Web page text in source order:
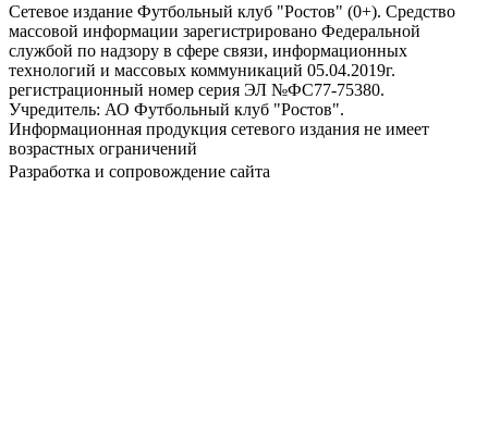
Сетевое издание Футбольный клуб "Ростов" (0+). Средство
массовой информации зарегистрировано Федеральной
службой по надзору в сфере связи, информационных
технологий и массовых коммуникаций 05.04.2019г.
регистрационный номер серия ЭЛ №ФС77-75380.
Учредитель: АО Футбольный клуб "Ростов".
Информационная продукция сетевого издания не имеет
возрастных ограничений
Разработка и сопровождение сайта